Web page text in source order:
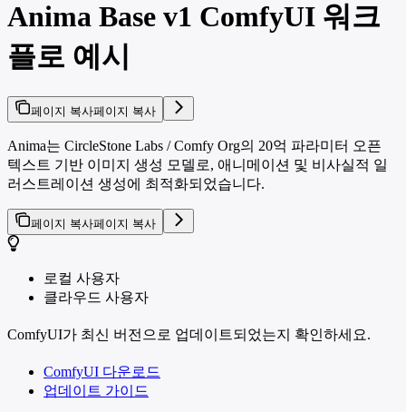
Anima Base v1 ComfyUI 워크
플로 예시
페이지 복사페이지 복사
Anima는 CircleStone Labs / Comfy Org의 20억 파라미터 오픈
텍스트 기반 이미지 생성 모델로, 애니메이션 및 비사실적 일
러스트레이션 생성에 최적화되었습니다.
페이지 복사페이지 복사
로컬 사용자
클라우드 사용자
ComfyUI가 최신 버전으로 업데이트되었는지 확인하세요.
ComfyUI 다운로드
업데이트 가이드